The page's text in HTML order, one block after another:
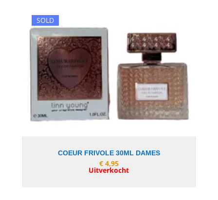
SOLD
In Winkelwagen
COEUR FRIVOLE 30ML DAMES
€4,95
Uitverkocht